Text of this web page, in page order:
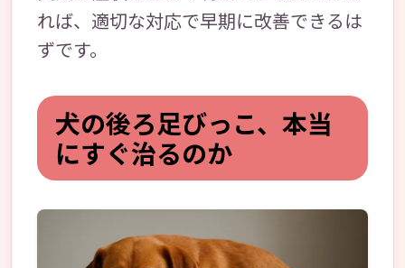
れば、適切な対応で早期に改善できるは
ずです。
犬の後ろ足びっこ、本当
にすぐ治るのか